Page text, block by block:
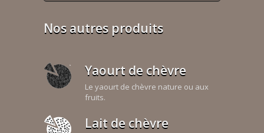
Nos autres produits
Yaourt de chèvre
Le yaourt de chèvre nature ou aux
fruits.
Lait de chèvre